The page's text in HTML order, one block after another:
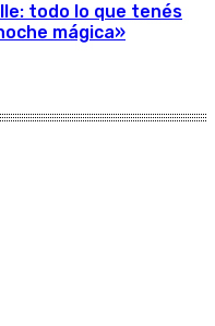
todo lo que tenés
mágica»